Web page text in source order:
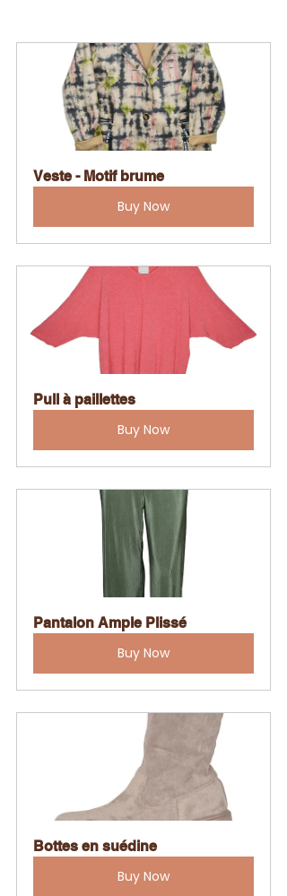
Veste - Motif brume
Buy Now
Pull à paillettes
Buy Now
Pantalon Ample Plissé
Buy Now
Bottes en suédine
Buy Now